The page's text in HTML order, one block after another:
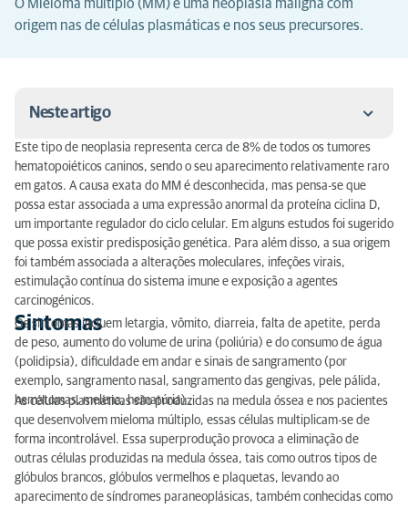
O Mieloma múltiplo (MM) é uma neoplasia maligna com
origem nas de células plasmáticas e nos seus precursores.
Neste artigo
Sintomas
Diagnóstico
Tratamento
Prognóstico
Este tipo de neoplasia representa cerca de 8% de todos os tumores
hematopoiéticos caninos, sendo o seu aparecimento relativamente raro
em gatos. A causa exata do MM é desconhecida, mas pensa-se que
possa estar associada a uma expressão anormal da proteína ciclina D,
um importante regulador do ciclo celular. Em alguns estudos foi sugerido
que possa existir predisposição genética. Para além disso, a sua origem
foi também associada a alterações moleculares, infeções virais,
estimulação contínua do sistema imune e exposição a agentes
carcinogénicos.
Sintomas
Os sintomas incluem letargia, vômito, diarreia, falta de apetite, perda
de peso, aumento do volume de urina (poliúria) e do consumo de água
(polidipsia), dificuldade em andar e sinais de sangramento (por
exemplo, sangramento nasal, sangramento das gengivas, pele pálida,
hematomas, melena, hematúria) .
As células plasmáticas são produzidas na medula óssea e nos pacientes
que desenvolvem mieloma múltiplo, essas células multiplicam-se de
forma incontrolável. Essa superprodução provoca a eliminação de
outras células produzidas na medula óssea, tais como outros tipos de
glóbulos brancos, glóbulos vermelhos e plaquetas, levando ao
aparecimento de síndromes paraneoplásicas, também conhecidas como